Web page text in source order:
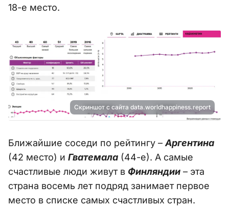
18-е место.
Скриншот с сайта data.worldhappiness.report
Ближайшие соседи по рейтингу – Аргентина
(42 место) и Гватемала (44-е). А самые
счастливые люди живут в Финляндии – эта
страна восемь лет подряд занимает первое
место в списке самых счастливых стран.